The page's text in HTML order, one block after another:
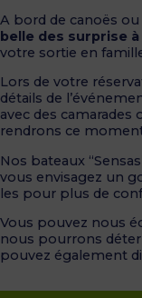
A bord de canoës ou
belle des surprise
votre sortie en
Lors de votre
détails de
avec des
rendrons ce
Nos bateaux
vous envisagez un
les pour plus de
Vous pouvez nous
nous pourrons
pouvez également